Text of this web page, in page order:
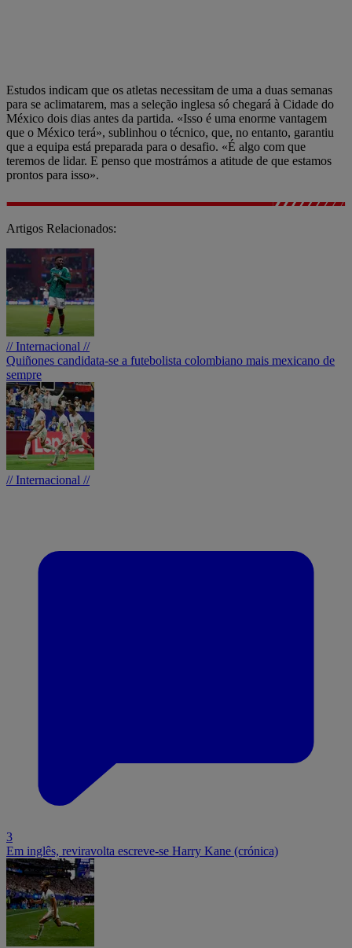
Estudos indicam que os atletas necessitam de uma a duas semanas
para se aclimatarem, mas a seleção inglesa só chegará à Cidade do
México dois dias antes da partida. «Isso é uma enorme vantagem
que o México terá», sublinhou o técnico, que, no entanto, garantiu
que a equipa está preparada para o desafio. «É algo com que
teremos de lidar. E penso que mostrámos a atitude de que estamos
prontos para isso».
Artigos Relacionados:
// Internacional //
Quiñones candidata-se a futebolista colombiano mais mexicano de
sempre
// Internacional //
3
Em inglês, reviravolta escreve-se Harry Kane (crónica)